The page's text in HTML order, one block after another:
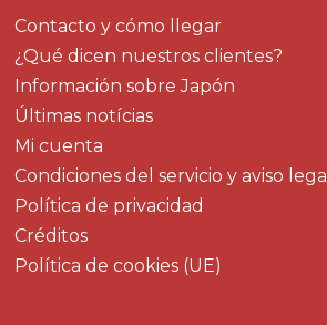
Contacto y cómo llegar
¿Qué dicen nuestros clientes?
Información sobre Japón
Últimas notícias
Mi cuenta
Condiciones del servicio y aviso legal
Política de privacidad
Créditos
Política de cookies (UE)